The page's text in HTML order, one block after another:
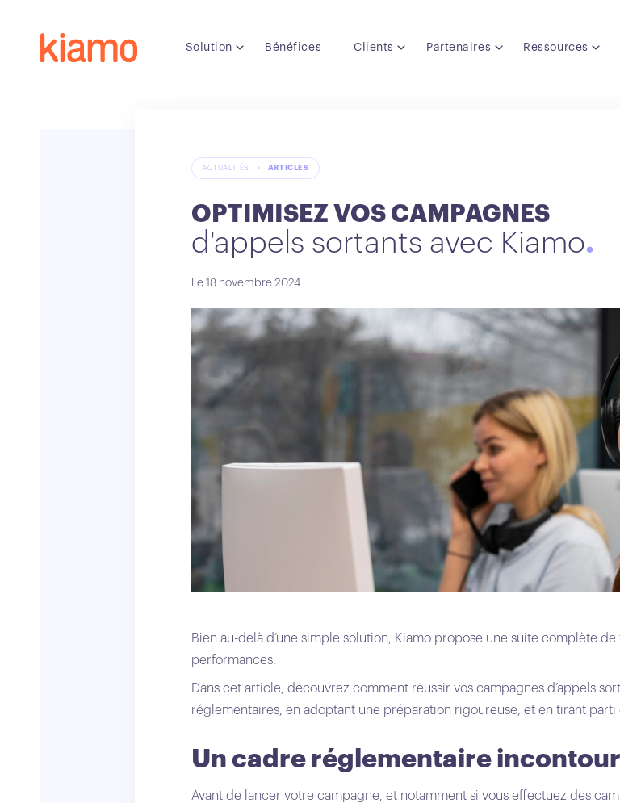
Solution Bénéfices Clients Partenaires Ressources
ACTUALITÉS > ARTICLES
OPTIMISEZ VOS CAMPAGNES
d'appels sortants avec Kiamo
Le 18 novembre 2024
Bien au-delà d’une simple solution, Kiamo propose une suite complète
performances.
Dans cet article, découvrez comment réussir vos campagnes d’appels
réglementaires, en adoptant une préparation rigoureuse, et en tirant
Un cadre réglementaire
Avant de lancer votre campagne, et notamment si vous effectuez des